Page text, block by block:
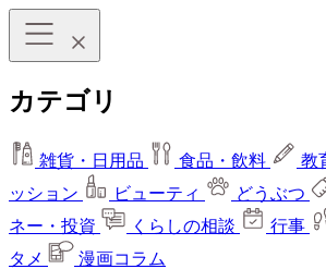
カテゴリ
雑貨・日用品 食品・飲料 教
ッション
ビューティ どうぶつ
ネー・投資
くらしの相談 行事
タメ
漫画コラム